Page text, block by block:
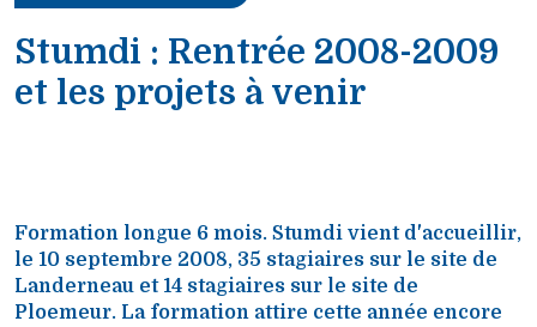
Stumdi : Rentrée 2008-2009
et les projets à venir
Formation longue 6 mois. Stumdi vient d'accueillir,
le 10 septembre 2008, 35 stagiaires sur le site de
Landerneau et 14 stagiaires sur le site de
Ploemeur. La formation attire cette année encore